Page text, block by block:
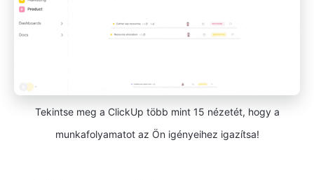
Tekintse meg a ClickUp több mint 15 nézetét, hogy a
munkafolyamatot az Ön igényeihez igazítsa!